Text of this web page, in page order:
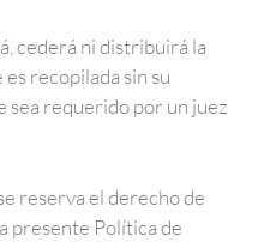
cederá ni distribuirá la
recopilada sin su
sea requerido por un juez
reserva el derecho de
presente Política de